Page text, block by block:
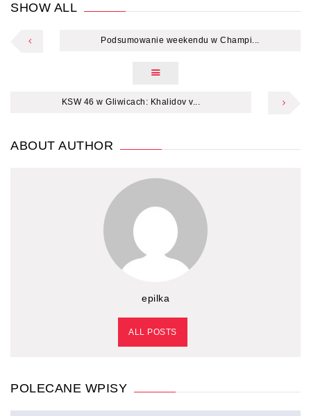
SHOW ALL
Podsumowanie weekendu w Champi...
KSW 46 w Gliwicach: Khalidov v...
ABOUT AUTHOR
epilka
ALL POSTS
POLECANE WPISY